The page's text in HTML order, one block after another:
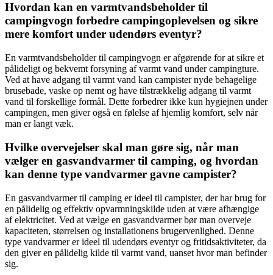
Hvordan kan en varmtvandsbeholder til
campingvogn forbedre campingoplevelsen og sikre
mere komfort under udendørs eventyr?
En varmtvandsbeholder til campingvogn er afgørende for at sikre et
pålideligt og bekvemt forsyning af varmt vand under campingture.
Ved at have adgang til varmt vand kan campister nyde behagelige
brusebade, vaske op nemt og have tilstrækkelig adgang til varmt
vand til forskellige formål. Dette forbedrer ikke kun hygiejnen under
campingen, men giver også en følelse af hjemlig komfort, selv når
man er langt væk.
Hvilke overvejelser skal man gøre sig, når man
vælger en gasvandvarmer til camping, og hvordan
kan denne type vandvarmer gavne campister?
En gasvandvarmer til camping er ideel til campister, der har brug for
en pålidelig og effektiv opvarmningskilde uden at være afhængige
af elektricitet. Ved at vælge en gasvandvarmer bør man overveje
kapaciteten, størrelsen og installationens brugervenlighed. Denne
type vandvarmer er ideel til udendørs eventyr og fritidsaktiviteter, da
den giver en pålidelig kilde til varmt vand, uanset hvor man befinder
sig.